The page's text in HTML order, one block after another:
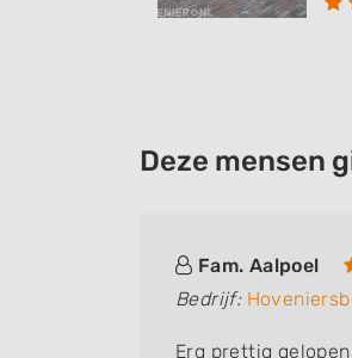
Deze mensen
Fam. Aalpoel
Bedrijf:
Erg prettig